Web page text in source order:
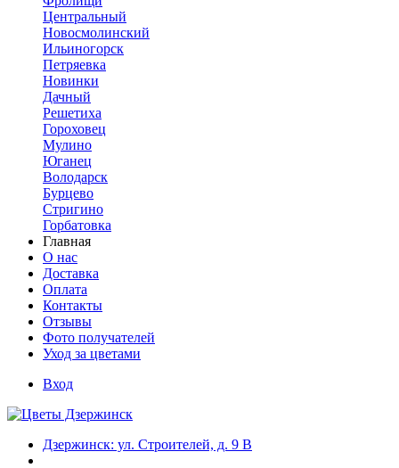
Центральный
Новосмолинский
Ильиногорск
Петряевка
Новинки
Дачный
Решетиха
Гороховец
Мулино
Юганец
Володарск
Бурцево
Стригино
Горбатовка
Главная
О нас
Доставка
Оплата
Контакты
Отзывы
Фото получателей
Уход за цветами
Вход
Дзержинск: ул. Строителей, д. 9 В